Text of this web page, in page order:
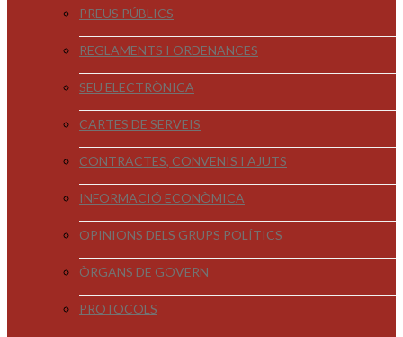
PREUS PÚBLICS
REGLAMENTS I ORDENANCES
SEU ELECTRÒNICA
CARTES DE SERVEIS
CONTRACTES, CONVENIS I AJUTS
INFORMACIÓ ECONÒMICA
OPINIONS DELS GRUPS POLÍTICS
ÒRGANS DE GOVERN
PROTOCOLS